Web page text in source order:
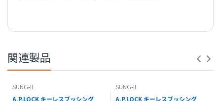
【 PDFダウンロード02 】
関連製品
SUNG-IL
A.P.LOCK キーレスブッシング
SUNG-IL
A.P.LOCK キーレスブッシング